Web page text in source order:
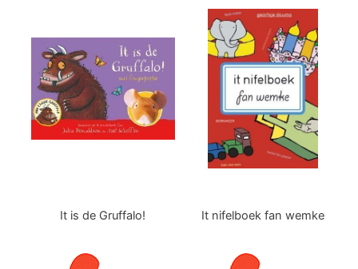
It is de Gruffalo! It nifelboek fan wemke